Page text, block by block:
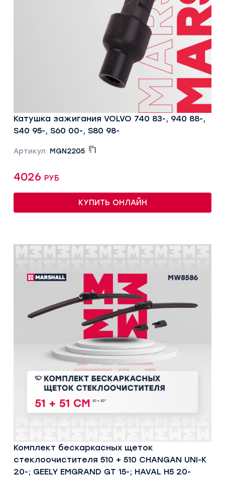
Катушка зажигания VOLVO 740 83-, 940 88-,
S40 95-, S60 00-, S80 98-
Артикул: MGN2205
4026 руб
КУПИТЬ ОНЛАЙН
Комплект бескаркасных щеток
стеклоочистителя 510 + 510 CHANGAN UNI-K
20-; GEELY EMGRAND GT 15-; HAVAL H5 20-